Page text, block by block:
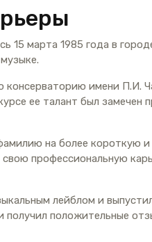
15 марта 1985 года в
имени П.И.
ее талант был замечен
на более короткую и
профессиональную
лейблом и
получил положительные